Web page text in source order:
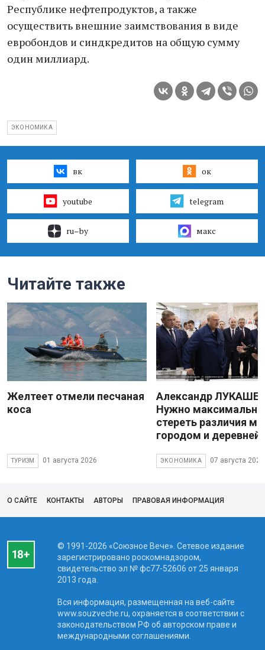
Р​еспублике нефтепродуктов, а также
осуществить внешние заимствования в виде
евробондов и синдкредитов на общую сумму
один миллиард.
ЭКОНОМИКА
вк ок
youtube telegram
ru–by макс
Читайте также
Желтеет отмели песчаная
коса
ТУРИЗМ 01 августа 2026
Александр
Нужно максимально
стереть различия
городом и деревней
ЭКОНОМИКА 07 августа 2026
О САЙТЕ КОНТАКТЫ АВТОРЫ ПРАВОВАЯ ИНФОРМАЦИЯ
© 1991-2026 «Союзное Вече». Сетевое издание
зарегистрировано роскомнадзором,
свидетельство эл № фc77-52606 от 25 января
2013 года.
Вся информация, размещенная на веб-сайте
www.souzveche.ru, охраняется в соответствии с
законодательством РФ об авторском праве и
международными соглашениями.